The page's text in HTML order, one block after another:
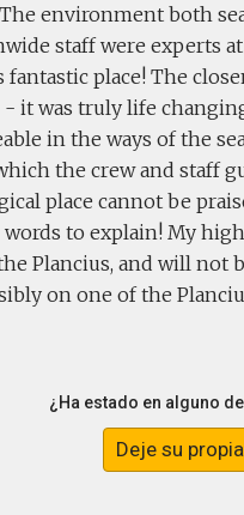
environment both
staff were experts
place! The
- it was truly life
in the ways of the
the crew and staff
place cannot be
to explain! My
Plancius, and will not
on one of the
¿Ha estado en alguno
Deje su